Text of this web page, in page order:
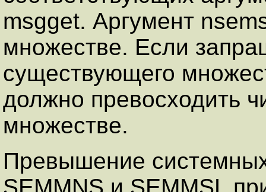
msgget. Аргумент
множестве. Если
существующего
должно превосходить
множестве.
Превышение